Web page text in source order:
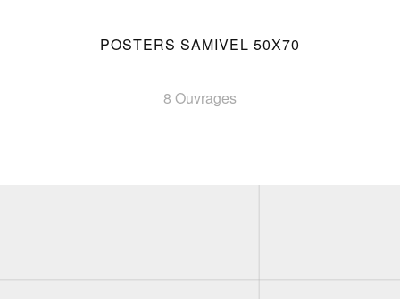
POSTERS SAMIVEL 50X70
8 Ouvrages